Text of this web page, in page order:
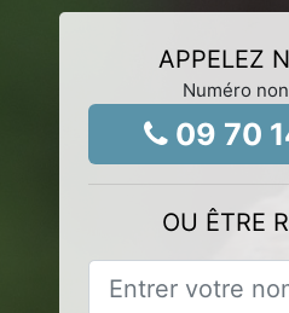
APPELEZ
Numéro
09 70
OU ÊTRE